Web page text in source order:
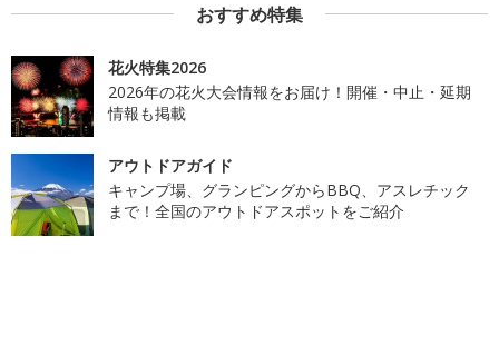
おすすめ特集
花火特集2026
2026年の花火大会情報をお届け！開催・中止・延期
情報も掲載
アウトドアガイド
キャンプ場、グランピングからBBQ、アスレチック
まで！全国のアウトドアスポットをご紹介